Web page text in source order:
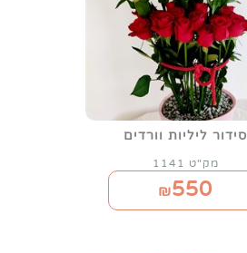
סידור ליליות וורדים
מק"ט 1141
₪550